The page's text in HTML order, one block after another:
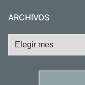
ARCHIVOS